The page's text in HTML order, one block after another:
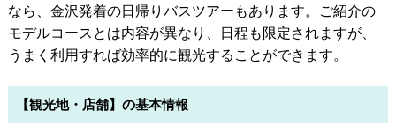
なら、金沢発着の日帰りバスツアーもあります。ご紹介の
モデルコースとは内容が異なり、日程も限定されますが、
うまく利用すれば効率的に観光することができます。
【観光地・店舗】の基本情報